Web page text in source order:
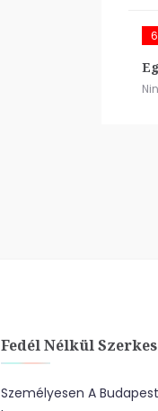
Fedél Nélkül
Személyesen A